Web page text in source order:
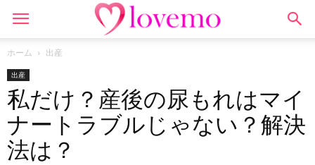
ホーム 出産
出産
私だけ？産後の尿もれはマイ
ナートラブルじゃない？解決
法は？